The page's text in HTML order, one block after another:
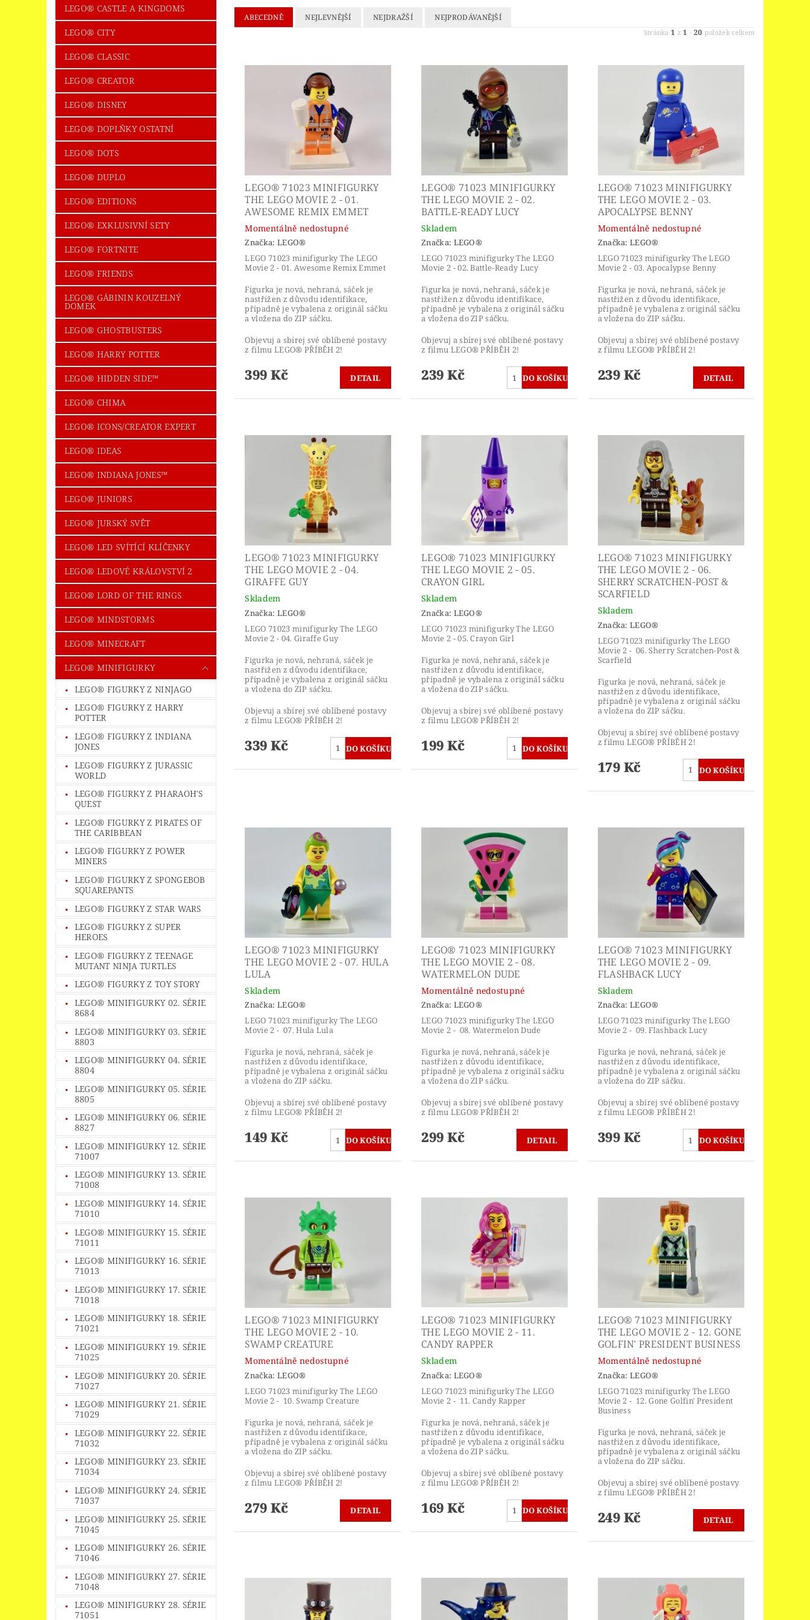
LEGO® CASTLE A KINGDOMS
LEGO® CITY
LEGO® CLASSIC
LEGO® CREATOR
LEGO® DISNEY
LEGO® DOPLŇKY OSTATNÍ
LEGO® DOTS
LEGO® DUPLO
LEGO® EDITIONS
LEGO® EXKLUSIVNÍ SETY
LEGO® FORTNITE
LEGO® FRIENDS
LEGO® GÁBININ KOUZELNÝ
DOMEK
LEGO® GHOSTBUSTERS
LEGO® HARRY POTTER
LEGO® HIDDEN SIDE™
LEGO® CHIMA
LEGO® ICONS/CREATOR EXPERT
LEGO® IDEAS
LEGO® INDIANA JONES™
LEGO® JUNIORS
LEGO® JURSKÝ SVĚT
LEGO® LED SVÍTÍCÍ KLÍČENKY
LEGO® LEDOVÉ KRÁLOVSTVÍ 2
LEGO® LORD OF THE RINGS
LEGO® MINDSTORMS
LEGO® MINECRAFT
LEGO® MINIFIGURKY
LEGO® FIGURKY Z NINJAGO
LEGO® FIGURKY Z HARRY
POTTER
LEGO® FIGURKY Z INDIANA
JONES
LEGO® FIGURKY Z JURASSIC
WORLD
LEGO® FIGURKY Z PHARAOH'S
QUEST
LEGO® FIGURKY Z PIRATES OF
THE CARIBBEAN
LEGO® FIGURKY Z POWER
MINERS
LEGO® FIGURKY Z SPONGEBOB
SQUAREPANTS
LEGO® FIGURKY Z STAR WARS
LEGO® FIGURKY Z SUPER
HEROES
LEGO® FIGURKY Z TEENAGE
MUTANT NINJA TURTLES
LEGO® FIGURKY Z TOY STORY
LEGO® MINIFIGURKY 02. SÉRIE
8684
LEGO® MINIFIGURKY 03. SÉRIE
8803
LEGO® MINIFIGURKY 04. SÉRIE
8804
LEGO® MINIFIGURKY 05. SÉRIE
8805
LEGO® MINIFIGURKY 06. SÉRIE
8827
LEGO® MINIFIGURKY 12. SÉRIE
71007
LEGO® MINIFIGURKY 13. SÉRIE
71008
LEGO® MINIFIGURKY 14. SÉRIE
71010
LEGO® MINIFIGURKY 15. SÉRIE
71011
LEGO® MINIFIGURKY 16. SÉRIE
71013
LEGO® MINIFIGURKY 17. SÉRIE
71018
LEGO® MINIFIGURKY 18. SÉRIE
71021
LEGO® MINIFIGURKY 19. SÉRIE
71025
LEGO® MINIFIGURKY 20. SÉRIE
71027
LEGO® MINIFIGURKY 21. SÉRIE
71029
LEGO® MINIFIGURKY 22. SÉRIE
71032
LEGO® MINIFIGURKY 23. SÉRIE
71034
LEGO® MINIFIGURKY 24. SÉRIE
71037
LEGO® MINIFIGURKY 25. SÉRIE
71045
LEGO® MINIFIGURKY 26. SÉRIE
71046
LEGO® MINIFIGURKY 27. SÉRIE
71048
LEGO® MINIFIGURKY 28. SÉRIE
71051
ABECEDNĚ NEJLEVNĚJŠÍ NEJDRAŽŠÍ NEJPRODÁVANĚJŠÍ
Stránka1 z1 - 20 položek celkem
LEGO® 71023 MINIFIGURKY
THE LEGO MOVIE 2 - 01.
AWESOME REMIX EMMET
Momentálně nedostupné
Značka: LEGO®
LEGO 71023 minifigurky The LEGO
Movie 2 - 01. Awesome Remix Emmet
Figurka je nová, nehraná, sáček je
nastřižen z důvodu identifikace,
případně je vybalena z originál sáčku
a vložena do ZIP sáčku.
Objevuj a sbírej své oblíbené postavy
z filmu LEGO® PŘÍBĚH 2!
399 Kč DETAIL
LEGO® 71023 MINIFIGURKY
THE LEGO MOVIE 2 - 02.
BATTLE-READY LUCY
Skladem
Značka: LEGO®
LEGO 71023 minifigurky The LEGO
Movie 2 - 02. Battle-Ready Lucy
Figurka je nová, nehraná, sáček je
nastřižen z důvodu identifikace,
případně je vybalena z originál sáčku
a vložena do ZIP sáčku.
Objevuj a sbírej své oblíbené postavy
z filmu LEGO® PŘÍBĚH 2!
239 Kč
LEGO® 71023 MINIFIGURKY
THE LEGO MOVIE 2 - 03.
APOCALYPSE BENNY
Momentálně nedostupné
Značka:LEGO®
LEGO 71023 minifigurky The LEGO
Movie 2 - 03. Apocalypse Benny
Figurka je nová, nehraná, sáček je
nastřižen z důvodu identifikace,
případně je vybalena z originál sáčku
a vložena do ZIP sáčku.
Objevuj a sbírej své oblíbené postavy
z filmu LEGO® PŘÍBĚH 2!
239 Kč DETAIL
LEGO® 71023 MINIFIGURKY
THE LEGO MOVIE 2 - 04.
GIRAFFE GUY
Skladem
Značka: LEGO®
LEGO 71023 minifigurky The LEGO
Movie 2 - 04. Giraffe Guy
Figurka je nová, nehraná, sáček je
nastřižen z důvodu identifikace,
případně je vybalena z originál sáčku
a vložena do ZIP sáčku.
Objevuj a sbírej své oblíbené postavy
z filmu LEGO® PŘÍBĚH 2!
339 Kč
LEGO® 71023 MINIFIGURKY
THE LEGO MOVIE 2 - 05.
CRAYON GIRL
Skladem
Značka: LEGO®
LEGO 71023 minifigurky The LEGO
Movie 2 - 05. Crayon Girl
Figurka je nová, nehraná, sáček je
nastřižen z důvodu identifikace,
případně je vybalena z originál sáčku
a vložena do ZIP sáčku.
Objevuj a sbírej své oblíbené postavy
z filmu LEGO® PŘÍBĚH 2!
199 Kč
LEGO® 71023 MINIFIGURKY
THE LEGO MOVIE 2 - 06.
SHERRY SCRATCHEN-POST &
SCARFIELD
Skladem
Značka:LEGO®
LEGO 71023 minifigurky The LEGO
Movie 2 - 06. Sherry Scratchen-Post &
Scarfield
Figurka je nová, nehraná, sáček je
nastřižen z důvodu identifikace,
případně je vybalena z originál sáčku
a vložena do ZIP sáčku.
Objevuj a sbírej své oblíbené postavy
z filmu LEGO® PŘÍBĚH 2!
179 Kč
LEGO® 71023 MINIFIGURKY
THE LEGO MOVIE 2 - 07. HULA
LULA
Skladem
Značka: LEGO®
LEGO 71023 minifigurky The LEGO
Movie 2 - 07. Hula Lula
Figurka je nová, nehraná, sáček je
nastřižen z důvodu identifikace,
případně je vybalena z originál sáčku
a vložena do ZIP sáčku.
Objevuj a sbírej své oblíbené postavy
z filmu LEGO® PŘÍBĚH 2!
149 Kč
LEGO® 71023 MINIFIGURKY
THE LEGO MOVIE 2 - 08.
WATERMELON DUDE
Momentálně nedostupné
Značka: LEGO®
LEGO 71023 minifigurky The LEGO
Movie 2 - 08. Watermelon Dude
Figurka je nová, nehraná, sáček je
nastřižen z důvodu identifikace,
případně je vybalena z originál sáčku
a vložena do ZIP sáčku.
Objevuj a sbírej své oblíbené postavy
z filmu LEGO® PŘÍBĚH 2!
299 Kč DETAIL
LEGO® 71023 MINIFIGURKY
THE LEGO MOVIE 2 - 09.
FLASHBACK LUCY
Skladem
Značka:LEGO®
LEGO 71023 minifigurky The LEGO
Movie 2 - 09. Flashback Lucy
Figurka je nová, nehraná, sáček je
nastřižen z důvodu identifikace,
případně je vybalena z originál sáčku
a vložena do ZIP sáčku.
Objevuj a sbírej své oblíbené postavy
z filmu LEGO® PŘÍBĚH 2!
399 Kč
LEGO® 71023 MINIFIGURKY
THE LEGO MOVIE 2 - 10.
SWAMP CREATURE
Momentálně nedostupné
Značka: LEGO®
LEGO 71023 minifigurky The LEGO
Movie 2 - 10. Swamp Creature
Figurka je nová, nehraná, sáček je
nastřižen z důvodu identifikace,
případně je vybalena z originál sáčku
a vložena do ZIP sáčku.
Objevuj a sbírej své oblíbené postavy
z filmu LEGO® PŘÍBĚH 2!
279 Kč DETAIL
LEGO® 71023 MINIFIGURKY
THE LEGO MOVIE 2 - 11.
CANDY RAPPER
Skladem
Značka: LEGO®
LEGO 71023 minifigurky The LEGO
Movie 2 - 11. Candy Rapper
Figurka je nová, nehraná, sáček je
nastřižen z důvodu identifikace,
případně je vybalena z originál sáčku
a vložena do ZIP sáčku.
Objevuj a sbírej své oblíbené postavy
z filmu LEGO® PŘÍBĚH 2!
169 Kč
LEGO® 71023 MINIFIGURKY
THE LEGO MOVIE 2 - 12. GONE
GOLFIN' PRESIDENT BUSINESS
Momentálně nedostupné
Značka:LEGO®
LEGO 71023 minifigurky The LEGO
Movie 2 - 12. Gone Golfin' President
Business
Figurka je nová, nehraná, sáček je
nastřižen z důvodu identifikace,
případně je vybalena z originál sáčku
a vložena do ZIP sáčku.
Objevuj a sbírej své oblíbené postavy
z filmu LEGO® PŘÍBĚH 2!
249 Kč DETAIL